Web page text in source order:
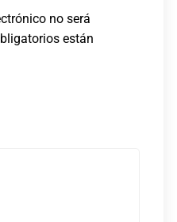
no será
están